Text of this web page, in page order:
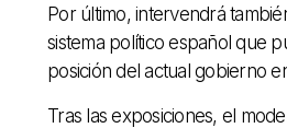
Por último, intervendrá
sistema político español que
posición del actual gobierno
Tras las exposiciones, el